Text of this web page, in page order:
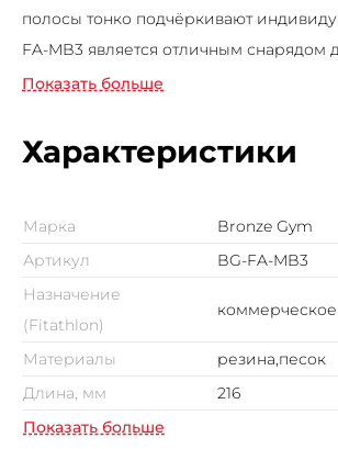
полосы тонко подчёркивают
FA-MB3 является отличным снарядом
эффективной взрывной тренировки с
укреплять мышцы рук, спины, живота,
создавать подтянутую фигуру и
Показать больше
Характеристики
Марка
Bronze Gym
Артикул
BG-FA-MB3
Назначение
(Fitathlon)
коммерческое
Материалы
резина,песок
Длина, мм
216
Показать больше